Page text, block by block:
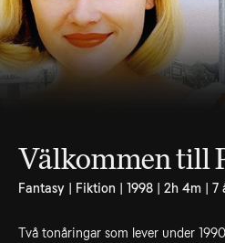
Välkommen till
Fantasy | Fiktion | 1998 | 2h 4m | 7
Två tonåringar som lever under